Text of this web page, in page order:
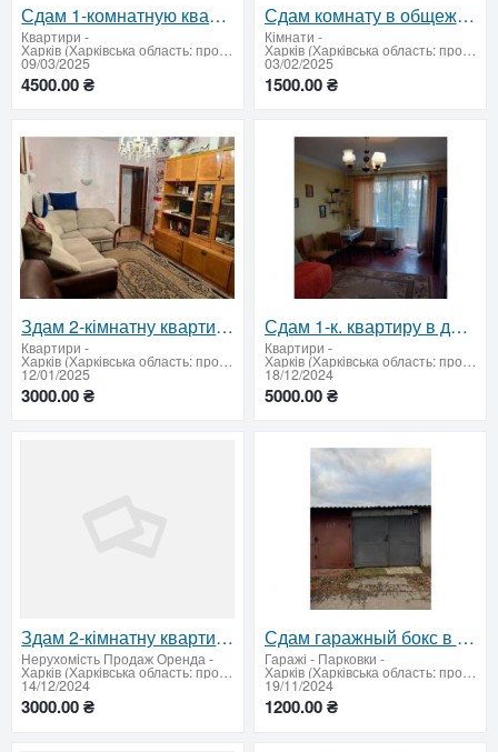
Сдам 1-комнатную квартиру, м. Героев Труда, Салтовка
Квартири -
Харків (Харківська область: продати купити)
09/03/2025
4500.00 ₴
Сдам комнату в общежитии на ХТЗ, ул. Мира – удобное жильё в развитом районе!
Кімнати -
Харків (Харківська область: продати купити)
03/02/2025
1500.00 ₴
Здам 2-кімнатну квартиру, район Салтівка
Квартири -
Харків (Харківська область: продати купити)
12/01/2025
3000.00 ₴
Сдам 1-к. квартиру в долгосрочную аренду, Харьков, Павлово Поле, 5/9, кирпич
Квартири -
Харків (Харківська область: продати купити)
18/12/2024
5000.00 ₴
Здам 2-кімнатну квартиру з ремонтом на вул. Н. Ужвій, 112
Нерухомiсть Продаж Оренда-
Харків (Харківська область: продати купити)
14/12/2024
3000.00 ₴
Сдам гаражный бокс в кооперативе ФЕНИКС
Гаражі - Парковки -
Харків (Харківська область: продати купити)
19/11/2024
1200.00 ₴